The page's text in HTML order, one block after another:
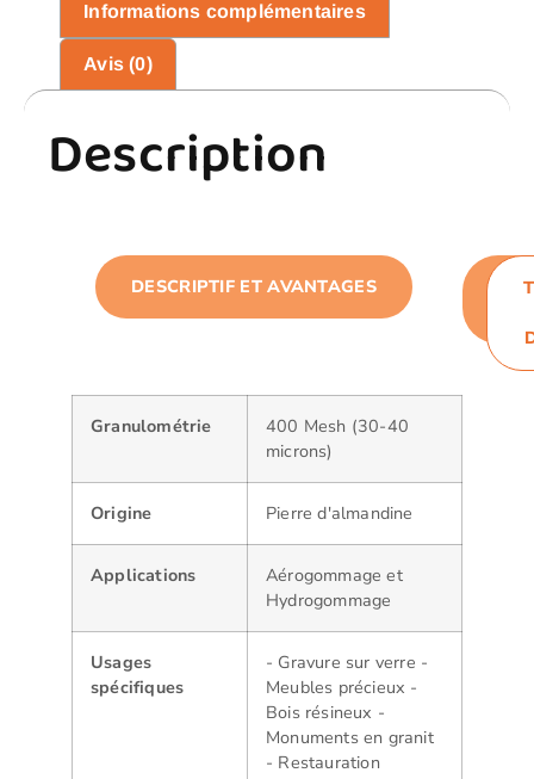
Informations complémentaires
Avis (0)
Description
DESCRIPTIF ET AVANTAGES
Granulométrie
400 Mesh (30-40
microns)
Origine Pierre d'almandine
Applications
Aérogommage et
Hydrogommage
Usages
spécifiques
- Gravure sur verre -
Meubles précieux -
Bois résineux -
Monuments en granit
- Restauration